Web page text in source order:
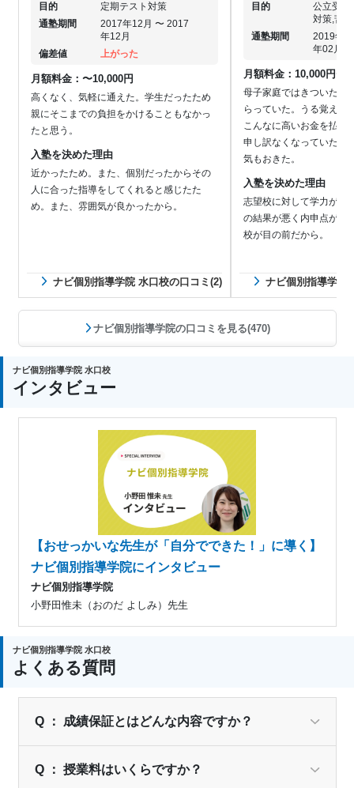
目的
定期テスト対策
通塾期間
2017年12月 〜 2017
年12月
偏差値
上がった
月額料金：〜10,000円
高くなく、気軽に通えた。学生だったため
親にそこまでの負担をかけることもなかっ
たと思う。
入塾を決めた理由
近かったため。また、個別だったからその
人に合った指導をしてくれると感じたた
め。また、雰囲気が良かったから。
ナビ個別指導学院 水口校の口コミ(2)
目的
公立受験
対策,苦
通塾期間
2019年
年02月
月額料金：10,000円〜
母子家庭ではきついため
らっていた。うる覚えで
こんなに高いお金を払っ
申し訳なくなっていた。
気もおきた。
入塾を決めた理由
志望校に対して学力が足
の結果が悪く内申点がわ
校が目の前だから。
ナビ個別指導学院
ナビ個別指導学院の口コミを見る(470)
ナビ個別指導学院 水口校
インタビュー
【おせっかいな先生が「自分でできた！」に導く】
ナビ個別指導学院にインタビュー
ナビ個別指導学院
小野田惟未（おのだ よしみ）先生
ナビ個別指導学院 水口校
よくある質問
Q ： 成績保証とはどんな内容ですか？
Q ： 授業料はいくらですか？